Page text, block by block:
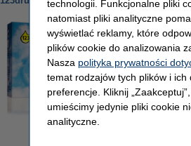
powiększ
Opis
Zaoszczędź
Nasze
taka sama.
Pojemność
Zwiększona
technologii. Funkcjonalne pliki
natomiast pliki analityczne
wyświetlać reklamy, które
plików cookie do analizowania
Nasza polityka prywatności
temat rodzajów tych plików i ich
preferencje. Kliknij
umieścimy jedynie pliki cookie
analityczne.